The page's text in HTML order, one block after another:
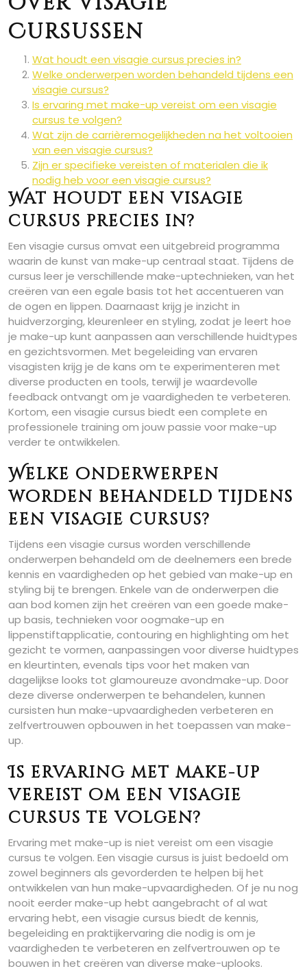
Cursussen
Wat houdt een visagie cursus precies in?
Welke onderwerpen worden behandeld tijdens een
visagie cursus?
Is ervaring met make-up vereist om een visagie
cursus te volgen?
Wat zijn de carrièremogelijkheden na het voltooien
van een visagie cursus?
Zijn er specifieke vereisten of materialen die ik
nodig heb voor een visagie cursus?
Wat houdt een visagie
cursus precies in?
Een visagie cursus omvat een uitgebreid programma
waarin de kunst van make-up centraal staat. Tijdens de
cursus leer je verschillende make-uptechnieken, van het
creëren van een egale basis tot het accentueren van
de ogen en lippen. Daarnaast krijg je inzicht in
huidverzorging, kleurenleer en styling, zodat je leert hoe
je make-up kunt aanpassen aan verschillende huidtypes
en gezichtsvormen. Met begeleiding van ervaren
visagisten krijg je de kans om te experimenteren met
diverse producten en tools, terwijl je waardevolle
feedback ontvangt om je vaardigheden te verbeteren.
Kortom, een visagie cursus biedt een complete en
professionele training om jouw passie voor make-up
verder te ontwikkelen.
Welke onderwerpen
worden behandeld tijdens
een visagie cursus?
Tijdens een visagie cursus worden verschillende
onderwerpen behandeld om de deelnemers een brede
kennis en vaardigheden op het gebied van make-up en
styling bij te brengen. Enkele van de onderwerpen die
aan bod komen zijn het creëren van een goede make-
up basis, technieken voor oogmake-up en
lippenstiftapplicatie, contouring en highlighting om het
gezicht te vormen, aanpassingen voor diverse huidtypes
en kleurtinten, evenals tips voor het maken van
dagelijkse looks tot glamoureuze avondmake-up. Door
deze diverse onderwerpen te behandelen, kunnen
cursisten hun make-upvaardigheden verbeteren en
zelfvertrouwen opbouwen in het toepassen van make-
up.
Is ervaring met make-up
vereist om een visagie
cursus te volgen?
Ervaring met make-up is niet vereist om een visagie
cursus te volgen. Een visagie cursus is juist bedoeld om
zowel beginners als gevorderden te helpen bij het
ontwikkelen van hun make-upvaardigheden. Of je nu nog
nooit eerder make-up hebt aangebracht of al wat
ervaring hebt, een visagie cursus biedt de kennis,
begeleiding en praktijkervaring die nodig is om je
vaardigheden te verbeteren en zelfvertrouwen op te
bouwen in het creëren van diverse make-uplooks.